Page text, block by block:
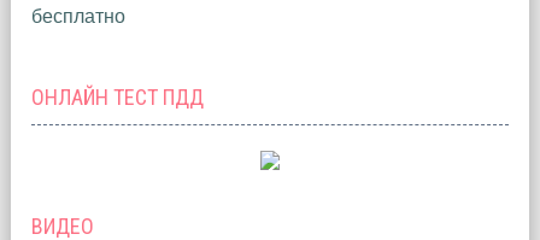
бесплатно
ОНЛАЙН ТЕСТ ПДД
ВИДЕО